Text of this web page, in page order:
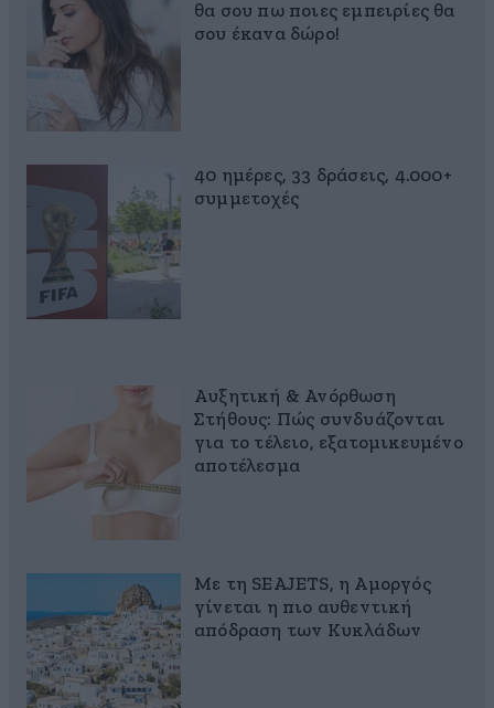
θα σου πω ποιες εμπειρίες θα
σου έκανα δώρο!
40 ημέρες, 33 δράσεις, 4.000+
συμμετοχές
Αυξητική & Ανόρθωση
Στήθους: Πώς συνδυάζονται
για το τέλειο, εξατομικευμένο
αποτέλεσμα
Με τη SEAJETS, η Αμοργός
γίνεται η πιο αυθεντική
απόδραση των Κυκλάδων